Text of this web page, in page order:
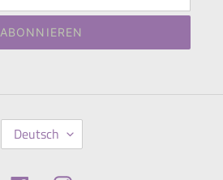
ABONNIEREN
S Deutsch